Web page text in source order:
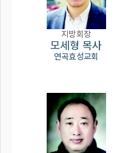
지방회장
모세형 목사
연곡효성교회